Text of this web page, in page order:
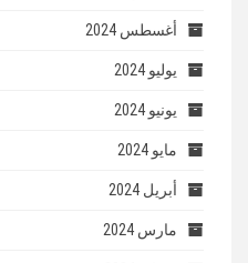
أغسطس 2024
يوليو 2024
يونيو 2024
مايو 2024
أبريل 2024
مارس 2024